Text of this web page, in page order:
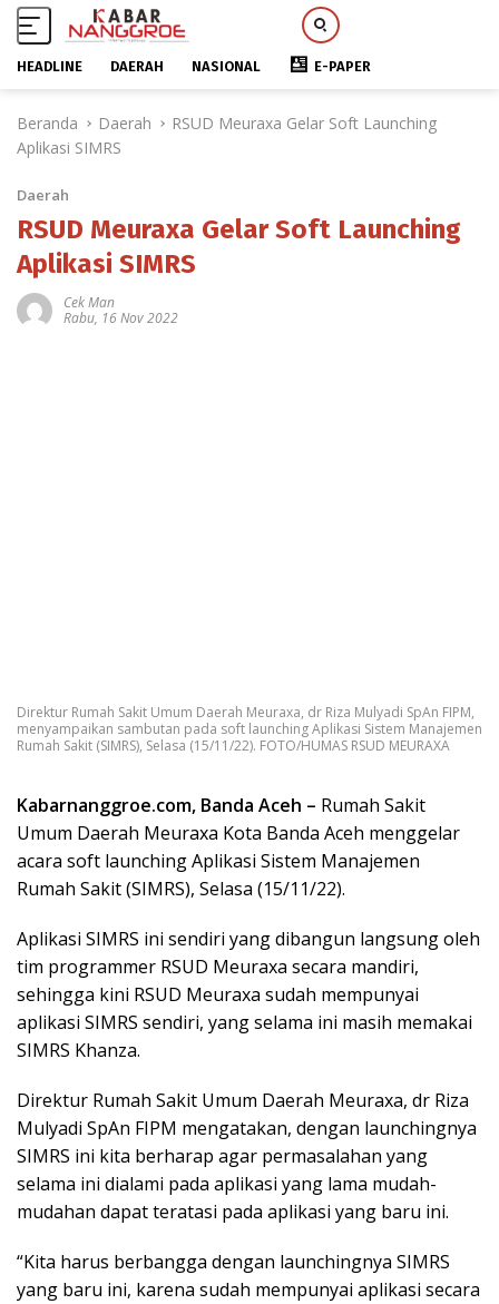
HEADLINE DAERAH NASIONAL E-PAPER
Beranda Daerah
RSUD Meuraxa Gelar Soft Launching
Aplikasi SIMRS
Daerah
RSUD Meuraxa Gelar Soft Launching
Aplikasi SIMRS
Cek Man
Rabu, 16 Nov 2022
Direktur Rumah Sakit Umum Daerah Meuraxa, dr Riza Mulyadi SpAn FIPM,
menyampaikan sambutan pada soft launching Aplikasi Sistem Manajemen
Rumah Sakit (SIMRS), Selasa (15/11/22). FOTO/HUMAS RSUD MEURAXA
Kabarnanggroe.com, Banda Aceh – Rumah Sakit
Umum Daerah Meuraxa Kota Banda Aceh menggelar
acara soft launching Aplikasi Sistem Manajemen
Rumah Sakit (SIMRS), Selasa (15/11/22).
Aplikasi SIMRS ini sendiri yang dibangun langsung oleh
tim programmer RSUD Meuraxa secara mandiri,
sehingga kini RSUD Meuraxa sudah mempunyai
aplikasi SIMRS sendiri, yang selama ini masih memakai
SIMRS Khanza.
Direktur Rumah Sakit Umum Daerah Meuraxa, dr Riza
Mulyadi SpAn FIPM mengatakan, dengan launchingnya
SIMRS ini kita berharap agar permasalahan yang
selama ini dialami pada aplikasi yang lama mudah-
mudahan dapat teratasi pada aplikasi yang baru ini.
“Kita harus berbangga dengan launchingnya SIMRS
yang baru ini, karena sudah mempunyai aplikasi secara